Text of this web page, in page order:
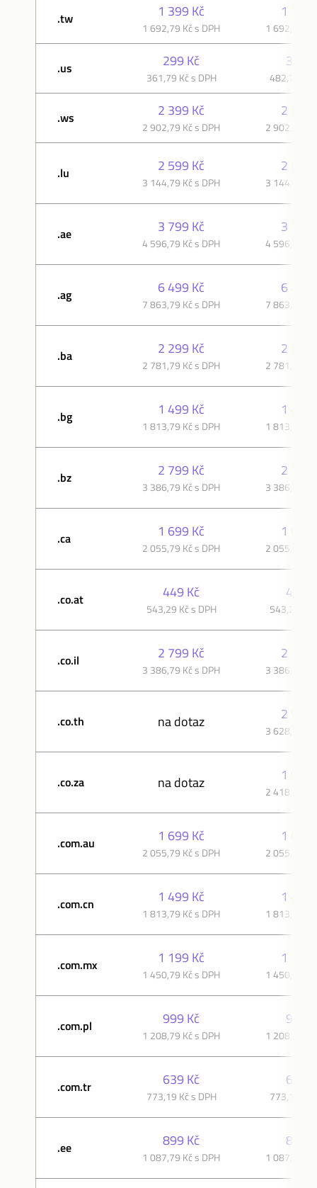
.tw 1 399 Kč
1 692,79 Kč s DPH
1 399
1 692,79
.us 299 Kč
361,79 Kč s DPH
399
482,79 Kč
.ws 2 399 Kč
2 902,79 Kč s DPH
2 399
2 902,79
.lu 2 599 Kč
3 144,79 Kč s DPH
2 599
3 144,79
.ae 3 799 Kč
4 596,79 Kč s DPH
3 799
4 596,79
.ag 6 499 Kč
7 863,79 Kč s DPH
6 499
7 863,79
.ba 2 299 Kč
2 781,79 Kč s DPH
2 299
2 781,79
.bg 1 499 Kč
1 813,79 Kč s DPH
1 499
1 813,79
.bz 2 799 Kč
3 386,79 Kč s DPH
2 799
3 386,79
.ca 1 699 Kč
2 055,79 Kč s DPH
1 699
2 055,79
.co.at 449 Kč
543,29 Kč s DPH
449
543,29 Kč
.co.il 2 799 Kč
3 386,79 Kč s DPH
2 799
3 386,79
.co.th na dotaz 2 999
3 628,79
.co.za na dotaz 1 999
2 418,79
.com.au 1 699 Kč
2 055,79 Kč s DPH
1 699
2 055,79
.com.cn 1 499 Kč
1 813,79 Kč s DPH
1 499
1 813,79
.com.mx 1 199 Kč
1 450,79 Kč s DPH
1 199
1 450,79
.com.pl 999 Kč
1 208,79 Kč s DPH
999
1 208,79
.com.tr 639 Kč
773,19 Kč s DPH
639
773,19 Kč
.ee 899 Kč
1 087,79 Kč s DPH
899
1 087,79